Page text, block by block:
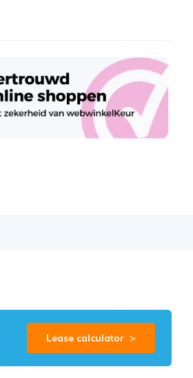
Lease calculator >